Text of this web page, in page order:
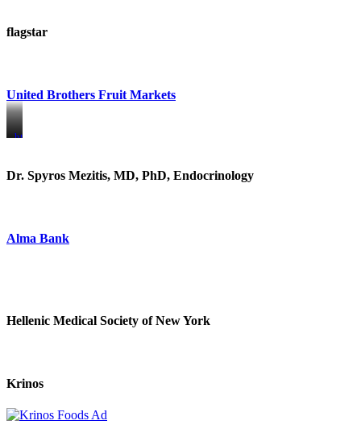
flagstar
United Brothers Fruit Markets
https://www.unitedbrothersfruitmarkets.com/
https://www.unitedbrothersfruitmarkets.com/
Dr. Spyros Mezitis, MD, PhD, Endocrinology
Alma Bank
Hellenic Medical Society of New York
Krinos